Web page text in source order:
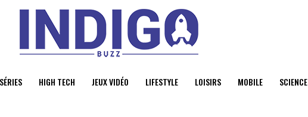
HIGH TECH JEUX VIDÉO LIFESTYLE LOISIRS MOBILE SCIENCE